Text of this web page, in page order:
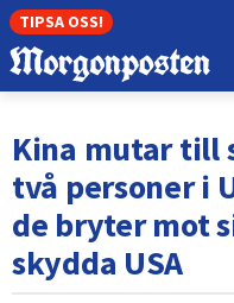
TIPSA OSS!
Kina mutar till
två personer i
de bryter mot
skydda USA